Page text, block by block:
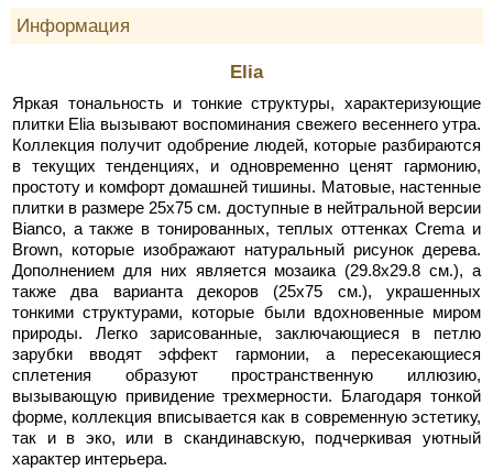
Информация
Elia
Яркая тональность и тонкие структуры, характеризующие
плитки Elia вызывают воспоминания свежего весеннего утра.
Коллекция получит одобрение людей, которые разбираются
в текущих тенденциях, и одновременно ценят гармонию,
простоту и комфорт домашней тишины. Матовые, настенные
плитки в размере 25x75 см. доступные в нейтральной версии
Bianco, а также в тонированных, теплых оттенках Crema и
Brown, которые изображают натуральный рисунок дерева.
Дополнением для них является мозаика (29.8x29.8 см.), а
также два варианта декоров (25x75 см.), украшенных
тонкими структурами, которые были вдохновенные миром
природы. Легко зарисованные, заключающиеся в петлю
зарубки вводят эффект гармонии, а пересекающиеся
сплетения образуют пространственную иллюзию,
вызывающую привидение трехмерности. Благодаря тонкой
форме, коллекция вписывается как в современную эстетику,
так и в эко, или в скандинавскую, подчеркивая уютный
характер интерьера.